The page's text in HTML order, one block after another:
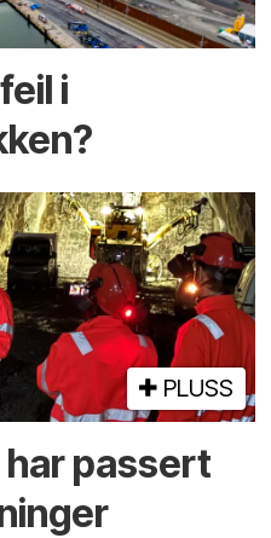
i
PLUSS
passert